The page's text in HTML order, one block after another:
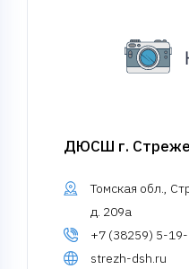
ДЮСШ г.
Томская обл.,
д. 209а
+7 (38259) 5-
strezh-dsh.ru